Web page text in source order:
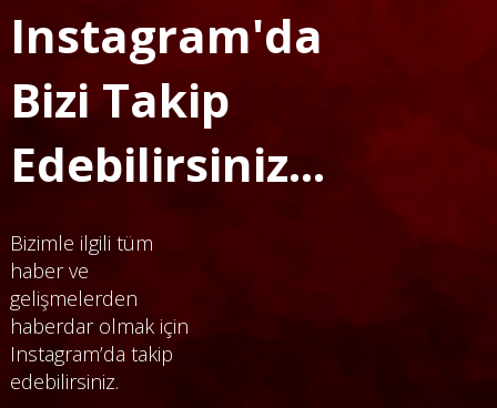
Instagram'da
Bizi Takip
Edebilirsiniz...
Bizimle ilgili tüm
haber ve
gelişmelerden
haberdar olmak için
Instagram’da takip
edebilirsiniz.